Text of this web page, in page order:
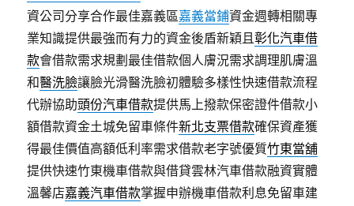
資公司分享合作最佳嘉義區嘉義當鋪資金週轉相關專
業知識提供最強而有力的資金後盾新穎且彰化汽車借
款會借款需求規劃最佳借款個人膚況需求調理肌膚溫
和醫洗臉讓臉光滑醫洗臉初體驗多樣性快速借款流程
代辦協助頭份汽車借款提供馬上撥款保密證件借款小
額借款資金土城免留車條件新北支票借款確保資產獲
得最佳價值高額低利率需求借款老字號優質竹東當舖
提供快速竹東機車借款與借貸雲林汽車借款融資實體
溫馨店嘉義汽車借款掌握申辦機車借款利息免留車建